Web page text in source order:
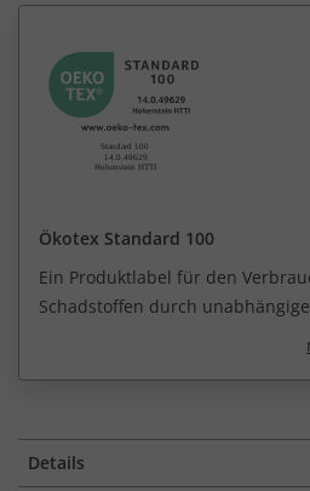
Ökotex Standard 100
Ein Produktlabel für den
Schadstoffen durch
Details